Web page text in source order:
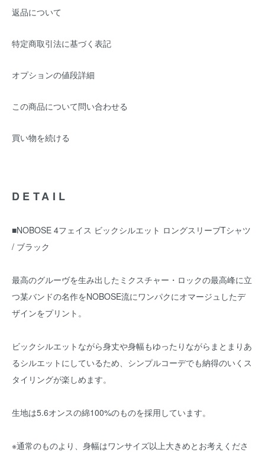
返品について
特定商取引法に基づく表記
オプションの値段詳細
この商品について問い合わせる
買い物を続ける
DETAIL
■NOBOSE 4フェイス ビックシルエット ロングスリーブTシャツ
/ ブラック
最高のグルーヴを生み出したミクスチャー・ロックの最高峰に立
つ某バンドの名作をNOBOSE流にワンパクにオマージュしたデ
ザインをプリント。
ビックシルエットながら身丈や身幅もゆったりながらまとまりあ
るシルエットにしているため、シンプルコーデでも納得のいくス
タイリングが楽しめます。
生地は5.6オンスの綿100%のものを採用しています。
※通常のものより、身幅はワンサイズ以上大きめとお考えくださ